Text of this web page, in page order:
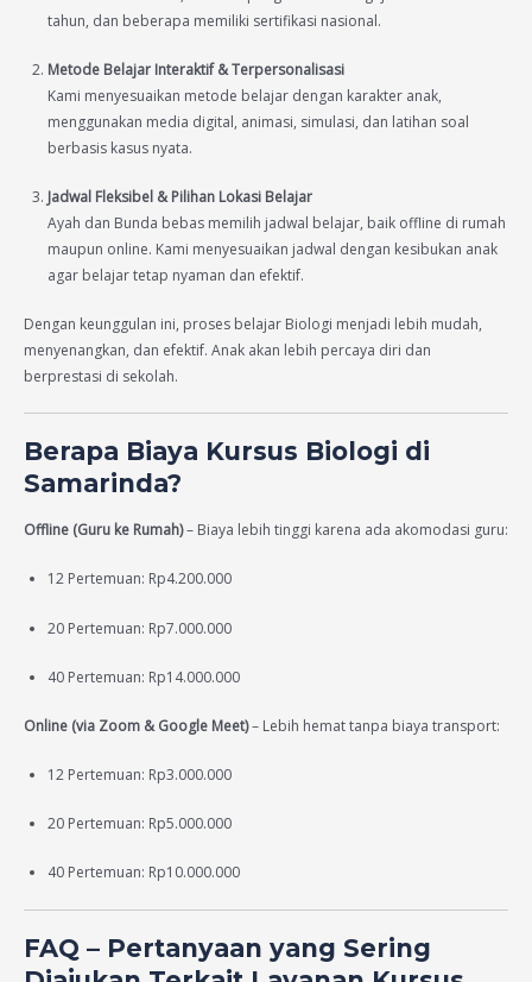
tahun, dan beberapa memiliki sertifikasi nasional.
Metode Belajar Interaktif & Terpersonalisasi
Kami menyesuaikan metode belajar dengan karakter anak,
menggunakan media digital, animasi, simulasi, dan latihan soal
berbasis kasus nyata.
Jadwal Fleksibel & Pilihan Lokasi Belajar
Ayah dan Bunda bebas memilih jadwal belajar, baik offline di rumah
maupun online. Kami menyesuaikan jadwal dengan kesibukan anak
agar belajar tetap nyaman dan efektif.
Dengan keunggulan ini, proses belajar Biologi menjadi lebih mudah,
menyenangkan, dan efektif. Anak akan lebih percaya diri dan
berprestasi di sekolah.
Berapa Biaya Kursus Biologi di
Samarinda?
Offline (Guru ke Rumah)– Biaya lebih tinggi karena ada akomodasi guru:
12 Pertemuan: Rp4.200.000
20 Pertemuan: Rp7.000.000
40 Pertemuan: Rp14.000.000
Online (via Zoom & Google Meet)– Lebih hemat tanpa biaya transport:
12 Pertemuan: Rp3.000.000
20 Pertemuan: Rp5.000.000
40 Pertemuan: Rp10.000.000
FAQ – Pertanyaan yang Sering